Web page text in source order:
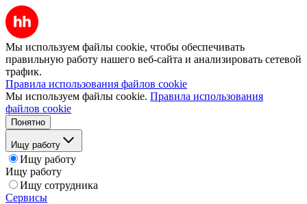
Мы используем файлы cookie, чтобы обеспечивать
правильную работу нашего веб-сайта и анализировать сетевой
трафик.
Правила использования файлов cookie
Мы используем файлы cookie. Правила использования
файлов cookie
Понятно
Ищу работу
Ищу работу
Ищу работу
Ищу сотрудника
Сервисы